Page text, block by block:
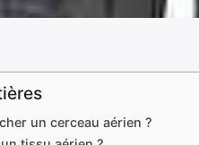
un cerceau aérien ?